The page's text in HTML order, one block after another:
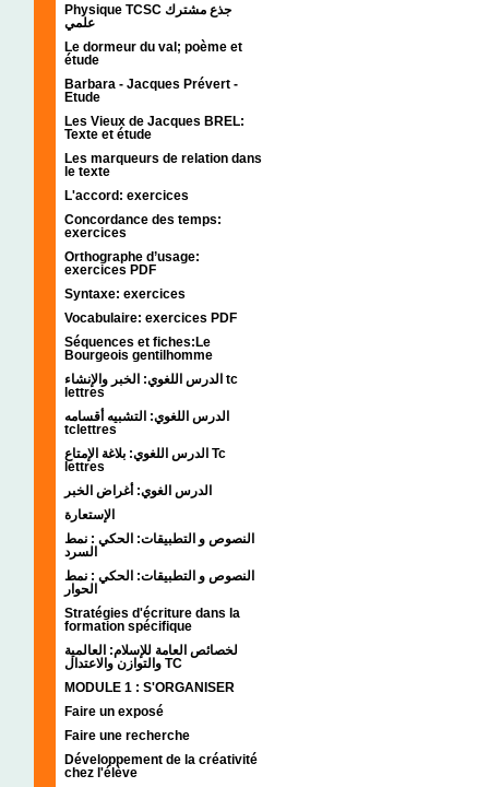
Physique TCSC جذع مشترك
علمي
Le dormeur du val; poème et
étude
Barbara - Jacques Prévert -
Etude
Les Vieux de Jacques BREL:
Texte et étude
Les marqueurs de relation dans
le texte
L'accord: exercices
Concordance des temps:
exercices
Orthographe d’usage:
exercices PDF
Syntaxe: exercices
Vocabulaire: exercices PDF
Séquences et fiches:Le
Bourgeois gentilhomme
الدرس اللغوي: الخبر والإنشاء tc
lettres
الدرس اللغوي: التشبيه أقسامه
tclettres
الدرس اللغوي: بلاغة الإمتاع Tc
lettres
الدرس الغوي: أغراض الخبر
الإستعارة
النصوص و التطبيقات: الحكي : نمط
السرد
النصوص و التطبيقات: الحكي : نمط
الحوار
Stratégies d'écriture dans la
formation spécifique
لخصائص العامة للإسلام: العالمية
والتوازن والاعتدال TC
MODULE 1 : S'ORGANISER
Faire un exposé
Faire une recherche
Développement de la créativité
chez l'élève